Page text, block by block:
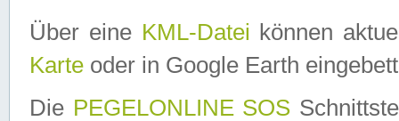
Über eine KML-Datei können
Karte oder in Google Earth
Die PEGELONLINE SOS